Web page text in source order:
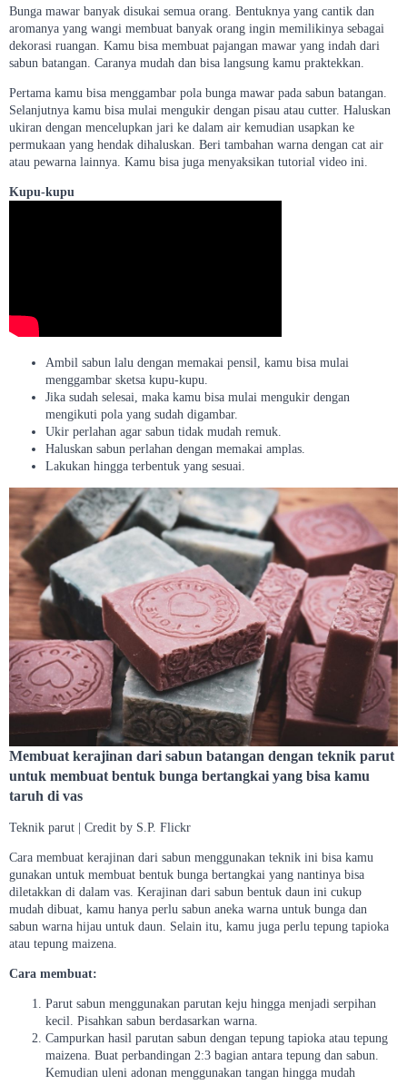
Bunga mawar banyak disukai semua orang. Bentuknya yang cantik dan
aromanya yang wangi membuat banyak orang ingin memilikinya sebagai
dekorasi ruangan. Kamu bisa membuat pajangan mawar yang indah dari
sabun batangan. Caranya mudah dan bisa langsung kamu praktekkan.
Pertama kamu bisa menggambar pola bunga mawar pada sabun batangan.
Selanjutnya kamu bisa mulai mengukir dengan pisau atau cutter. Haluskan
ukiran dengan mencelupkan jari ke dalam air kemudian usapkan ke
permukaan yang hendak dihaluskan. Beri tambahan warna dengan cat air
atau pewarna lainnya. Kamu bisa juga menyaksikan tutorial video ini.
Kupu-kupu
Ambil sabun lalu dengan memakai pensil, kamu bisa mulai
menggambar sketsa kupu-kupu.
Jika sudah selesai, maka kamu bisa mulai mengukir dengan
mengikuti pola yang sudah digambar.
Ukir perlahan agar sabun tidak mudah remuk.
Haluskan sabun perlahan dengan memakai amplas.
Lakukan hingga terbentuk yang sesuai.
Membuat kerajinan dari sabun batangan dengan teknik parut
untuk membuat bentuk bunga bertangkai yang bisa kamu
taruh di vas
Teknik parut | Credit by S.P. Flickr
Cara membuat kerajinan dari sabun menggunakan teknik ini bisa kamu
gunakan untuk membuat bentuk bunga bertangkai yang nantinya bisa
diletakkan di dalam vas. Kerajinan dari sabun bentuk daun ini cukup
mudah dibuat, kamu hanya perlu sabun aneka warna untuk bunga dan
sabun warna hijau untuk daun. Selain itu, kamu juga perlu tepung tapioka
atau tepung maizena.
Cara membuat:
Parut sabun menggunakan parutan keju hingga menjadi serpihan
kecil. Pisahkan sabun berdasarkan warna.
Campurkan hasil parutan sabun dengan tepung tapioka atau tepung
maizena. Buat perbandingan 2:3 bagian antara tepung dan sabun.
Kemudian uleni adonan menggunakan tangan hingga mudah